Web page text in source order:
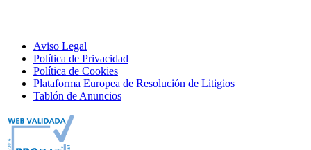
Aviso Legal
Política de Privacidad
Política de Cookies
Plataforma Europea de Resolución de Litigios
Tablón de Anuncios